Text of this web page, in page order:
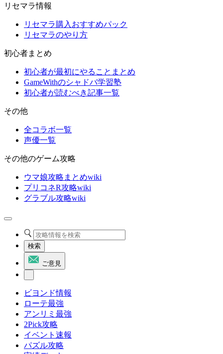
リセマラ情報
リセマラ購入おすすめパック
リセマラのやり方
初心者まとめ
初心者が最初にやることまとめ
GameWithのシャドバ学習塾
初心者が読むべき記事一覧
その他
全コラボ一覧
声優一覧
その他のゲーム攻略
ウマ娘攻略まとめwiki
プリコネR攻略wiki
グラブル攻略wiki
検索
ご意見
ビヨンド情報
ローテ最強
アンリミ最強
2Pick攻略
イベント速報
パズル攻略